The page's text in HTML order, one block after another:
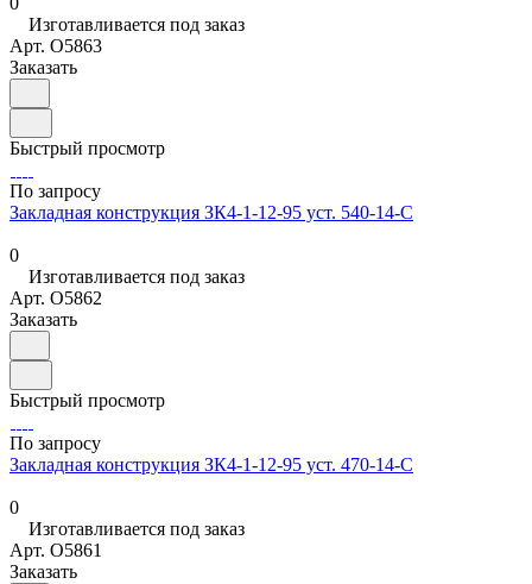
Изготавливается под заказ
Арт. O5863
Заказать
Быстрый просмотр
По запросу
Закладная конструкция ЗК4-1-12-95 уст. 540-14-С
0
Изготавливается под заказ
Арт. O5862
Заказать
Быстрый просмотр
По запросу
Закладная конструкция ЗК4-1-12-95 уст. 470-14-С
0
Изготавливается под заказ
Арт. O5861
Заказать